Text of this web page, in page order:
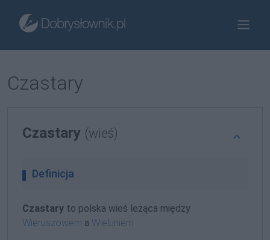
Czastary
Czastary (wieś)
Definicja
Czastary to polska wieś leżąca między
Wieruszowem a Wieluniem